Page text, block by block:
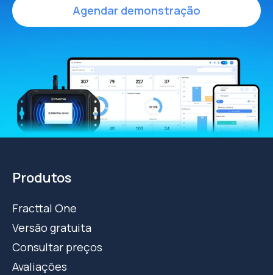
Agendar demonstração
Produtos
Fracttal One
Versão gratuita
Consultar preços
Avaliações